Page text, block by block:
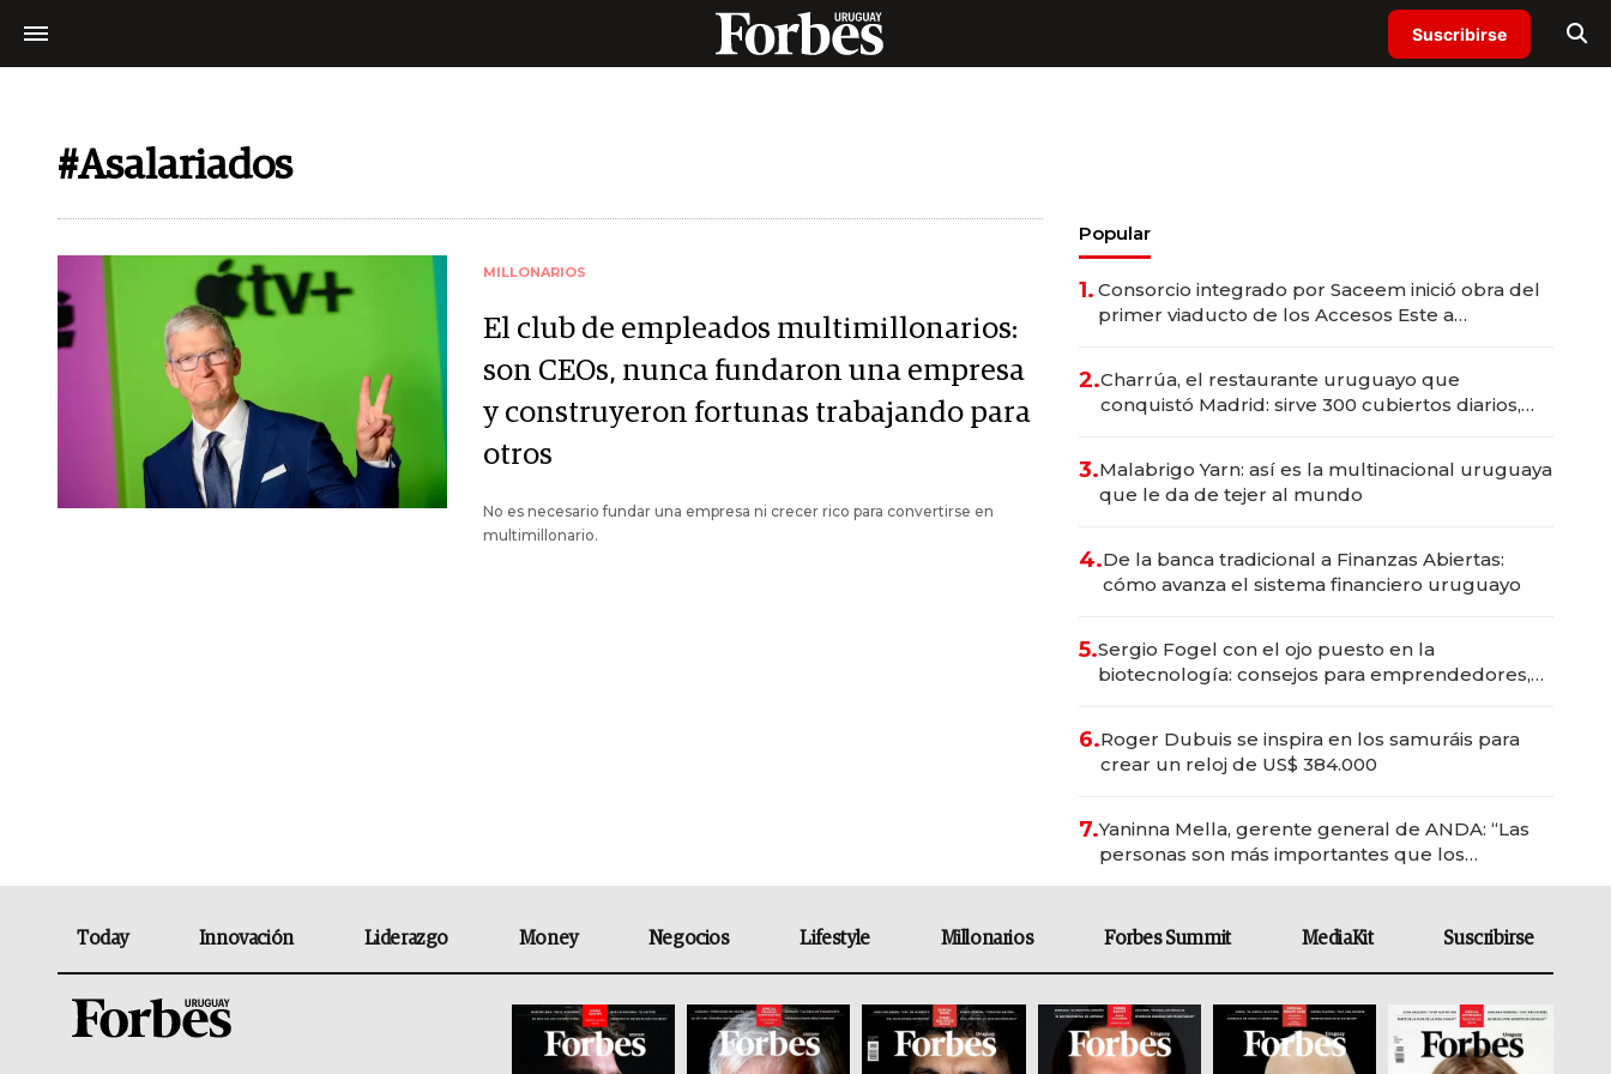
Suscribirse
#Asalariados
MILLONARIOS
El club de empleados multimillonarios:
son CEOs, nunca fundaron una empresa
y construyeron fortunas trabajando para
otros
No es necesario fundar una empresa ni crecer rico para convertirse en
multimillonario.
Popular
1. Consorcio integrado por Saceem inició obra del
primer viaducto de los Accesos Este a
2.Charrúa, el restaurante uruguayo que
conquistó Madrid: sirve 300 cubiertos diarios,
3.Malabrigo Yarn: así es la multinacional uruguaya
que le da de tejer al mundo
4.De la banca tradicional a Finanzas Abiertas:
cómo avanza el sistema financiero uruguayo
5.Sergio Fogel con el ojo puesto en la
biotecnología: consejos para emprendedores,
6.Roger Dubuis se inspira en los samuráis para
crear un reloj de US$ 384.000
7.Yaninna Mella, gerente general de ANDA: “Las
personas son más importantes que los
Today Innovación Liderazgo Money Negocios Lifestyle Millonarios Forbes Summit MediaKit Suscribirse